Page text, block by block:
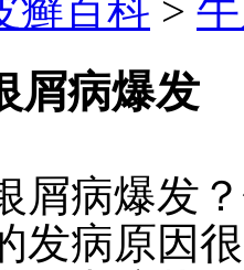
癣百科 >
屑病爆发
屑病爆发
发病原因